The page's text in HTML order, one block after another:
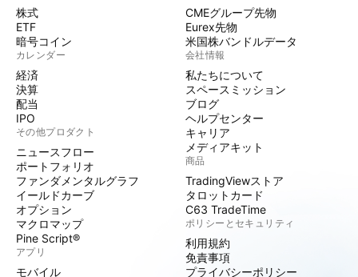
株式
ETF
暗号コイン
カレンダー
経済
決算
配当
IPO
その他プロダクト
ニュースフロー
ポートフォリオ
ファンダメンタルグラフ
イールドカーブ
オプション
マクロマップ
Pine Script®
アプリ
モバイル
CMEグループ先物
Eurex先物
米国株バンドルデータ
会社情報
私たちについて
スペースミッション
ブログ
ヘルプセンター
キャリア
メディアキット
商品
TradingViewストア
タロットカード
C63 TradeTime
ポリシーとセキュリティ
利用規約
免責事項
プライバシーポリシー